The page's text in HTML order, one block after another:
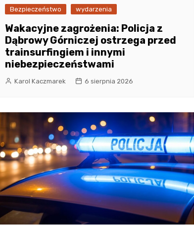
Bezpieczeństwo wydarzenia
Wakacyjne zagrożenia: Policja z
Dąbrowy Górniczej ostrzega przed
trainsurfingiem i innymi
niebezpieczeństwami
Karol Kaczmarek 6 sierpnia 2026